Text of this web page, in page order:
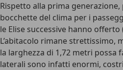
Rispetto alla prima
bocchette del clima per i
le Elise successive hanno offerto
L’abitacolo rimane strettissimo,
la larghezza di 1,72 metri possa
laterali sono infatti enormi,